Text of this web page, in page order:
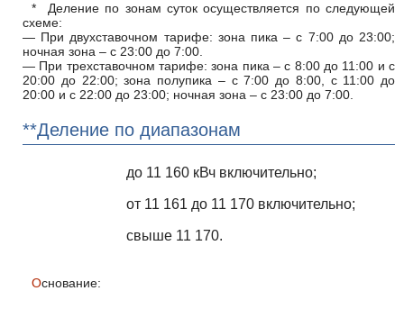
* Деление по зонам суток осуществляется по следующей
схеме:
— При двухставочном тарифе: зона пика – с 7:00 до 23:00;
ночная зона – с 23:00 до 7:00.
— При трехставочном тарифе: зона пика – с 8:00 до 11:00 и с
20:00 до 22:00; зона полупика – с 7:00 до 8:00, с 11:00 до
20:00 и с 22:00 до 23:00; ночная зона – с 23:00 до 7:00.
**Деление по диапазонам
до 11 160 кВч включительно;
от 11 161 до 11 170 включительно;
свыше 11 170.
Основание: